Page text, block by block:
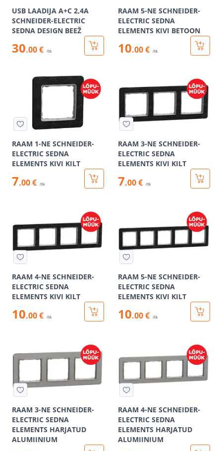
USB LAADIJA A+C 2,4A
SCHNEIDER-ELECTRIC
SEDNA DESIGN BEEŽ
30.00 € /tk
RAAM 5-NE SCHNEIDER-
ELECTRIC SEDNA
ELEMENTS KIVI BETOON
10.00 € /tk
RAAM 1-NE SCHNEIDER-
ELECTRIC SEDNA
ELEMENTS KIVI KILT
7.00 € /tk
RAAM 3-NE SCHNEIDER-
ELECTRIC SEDNA
ELEMENTS KIVI KILT
7.00 € /tk
RAAM 4-NE SCHNEIDER-
ELECTRIC SEDNA
ELEMENTS KIVI KILT
10.00 € /tk
RAAM 5-NE SCHNEIDER-
ELECTRIC SEDNA
ELEMENTS KIVI KILT
10.00 € /tk
RAAM 3-NE SCHNEIDER-
ELECTRIC SEDNA
ELEMENTS HARJATUD
ALUMIINIUM
RAAM 4-NE SCHNEIDER-
ELECTRIC SEDNA
ELEMENTS HARJATUD
ALUMIINIUM